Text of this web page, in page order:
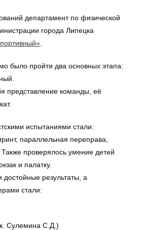
департамент по физической
города Липецка
было пройти два основных этапа:
представление команды, её
испытаниями стали:
параллельная переправа,
Также проверялось умение детей
и палатку.
результаты, а
стали:
Сулемина С.Д.)